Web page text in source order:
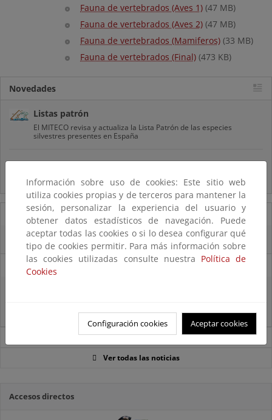
Fauna de vertebrados (Aves 1) (47 MB)
Fauna de vertebrados (Aves 2) (47 MB)
Fauna de vertebrados (Mamiferos) (33 MB)
Fauna de vertebrados (Final) (473 KB)
Novedades
Listas patrón
El MITECO revisa y actualiza la Lista Patrón de las especies
silvestres presentes en España
Acceso a los recursos genéticos y reparto de beneficios
14/08/2025
El OAPN y el IEO-CSIC exploran los fondos marinos de las Islas Chafarinas
11/08/2025
bioeconomía y la conservación de la biodiversidad marina
Noticias sobre Biodiversidad
Ver todas las noticias
Accesos directos
Información sobre uso de cookies: Este sitio web
utiliza cookies propias y de terceros para mantener la
sesión, personalizar la experiencia del usuario y
obtener datos estadísticos de navegación. Puede
aceptar todas las cookies o si lo desea configurar qué
tipo de cookies permitir. Para más información sobre
las cookies utilizadas consulte nuestra Política de
Cookies
Configuración cookies Aceptar cookies